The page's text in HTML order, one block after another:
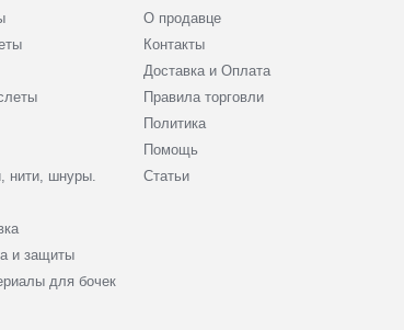
нити, шнуры.
и защиты
для бочек
О продавце
Контакты
Доставка и Оплата
Правила торговли
Политика
Помощь
Статьи